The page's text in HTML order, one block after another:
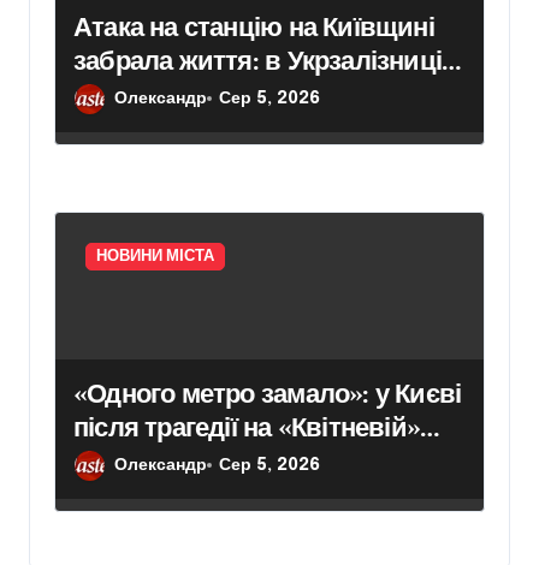
Атака на станцію на Київщині
забрала життя: в Укрзалізниці
розповіли, чому потяги не
Олександр Сер 5, 2026
НОВИНИ МІСТА
«Одного метро замало»: у Києві
після трагедії на «Квітневій»
вимагають додаткових
Олександр Сер 5, 2026